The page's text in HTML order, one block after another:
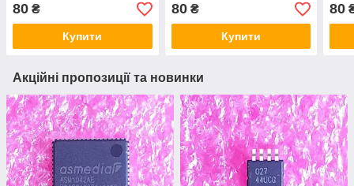
80 ₴
Купити
80₴
Купити
80
Акційні пропозиції та новинки